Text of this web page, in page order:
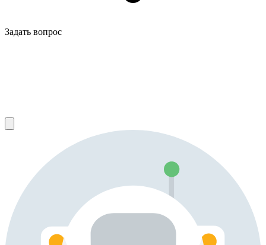
Задать вопрос